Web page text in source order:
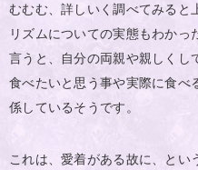
むむむ、詳しいく調べてみると
リズムについての実態もわかっ
言うと、自分の両親や親しくし
食べたいと思う事や実際に食べ
係しているそうです。
これは、愛着がある故に、とい